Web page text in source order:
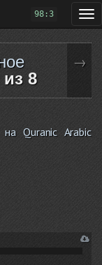
98:3
из 8
→
Quranic Arabic